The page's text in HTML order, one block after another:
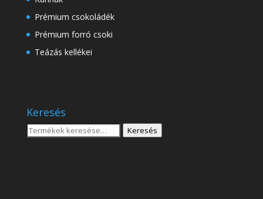
Prémium csokoládék
Prémium forró csoki
Teázás kellékei
Keresés
Keresés
Keresés